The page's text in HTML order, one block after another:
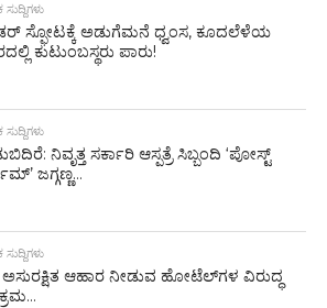
ಸುದ್ದಿಗಳು
ಸ್ಫೋಟಕ್ಕೆ ಅಡುಗೆಮನೆ ಧ್ವಂಸ, ಕೂದಲೆಳೆಯ
ಕುಟುಂಬಸ್ಥರು ಪಾರು!
ಸುದ್ದಿಗಳು
ನಿವೃತ್ತ ಸರ್ಕಾರಿ ಆಸ್ಪತ್ರೆ ಸಿಬ್ಬಂದಿ ‘ಪೋಸ್ಟ್
ಜಗ್ಗಣ್ಣ...
ಸುದ್ದಿಗಳು
ಆಹಾರ ನೀಡುವ ಹೋಟೆಲ್‌ಗಳ ವಿರುದ್ಧ